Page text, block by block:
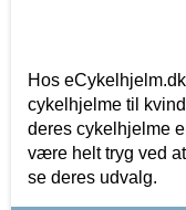
Hos
cykelhjelme til
deres cykelhjelme
være helt tryg ved
se deres udvalg.